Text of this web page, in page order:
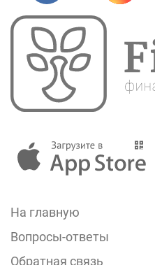
На главную
Вопросы-ответы
Обратная связь